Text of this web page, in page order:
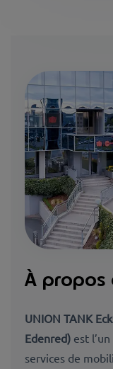
À propos
UNION TANK
Edenred) est
services de